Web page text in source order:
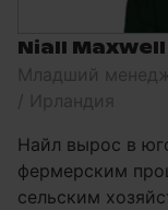
Niall Maxwell
Младший
/ Ирландия
Найл вырос в
фермерским
сельским